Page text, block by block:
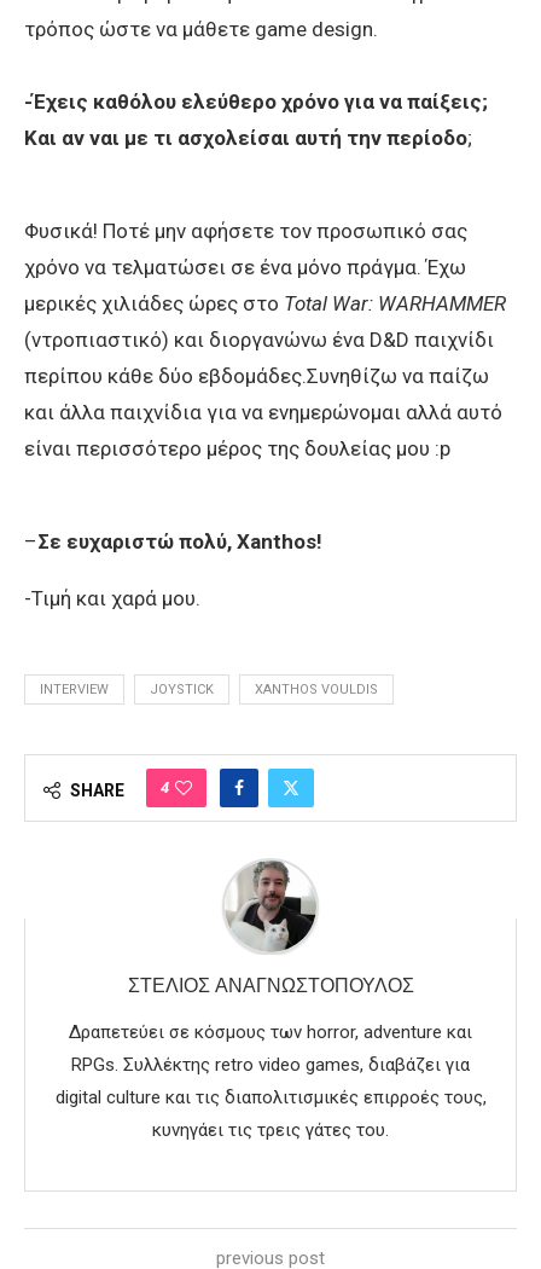
τρόπος ώστε να μάθετε game design.
-Έχεις καθόλου ελεύθερο χρόνο για να παίξεις;
Και αν ναι με τι ασχολείσαι αυτή την περίοδο;
Φυσικά! Ποτέ μην αφήσετε τον προσωπικό σας
χρόνο να τελματώσει σε ένα μόνο πράγμα. Έχω
μερικές χιλιάδες ώρες στο Total War: WARHAMMER
(ντροπιαστικό) και διοργανώνω ένα D&D παιχνίδι
περίπου κάθε δύο εβδομάδες.Συνηθίζω να παίζω
και άλλα παιχνίδια για να ενημερώνομαι αλλά αυτό
είναι περισσότερο μέρος της δουλείας μου :p
–Σε ευχαριστώ πολύ, Xanthos!
-Τιμή και χαρά μου.
INTERVIEW JOYSTICK XANTHOS VOULDIS
SHARE 4
ΣΤΈΛΙΟΣ ΑΝΑΓΝΩΣΤΌΠΟΥΛΟΣ
Δραπετεύει σε κόσμους των horror, adventure και
RPGs. Συλλέκτης retro video games, διαβάζει για
digital culture και τις διαπολιτισμικές επιρροές τους,
κυνηγάει τις τρεις γάτες του.
previous post